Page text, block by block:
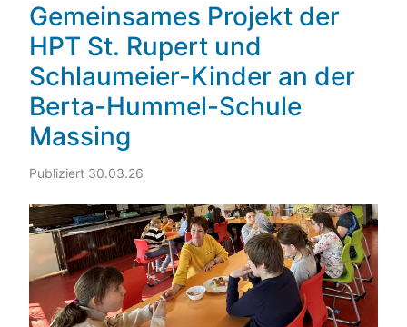
Gemeinsames Projekt der
HPT St. Rupert und
Schlaumeier-Kinder an der
Berta-Hummel-Schule
Massing
Publiziert 30.03.26